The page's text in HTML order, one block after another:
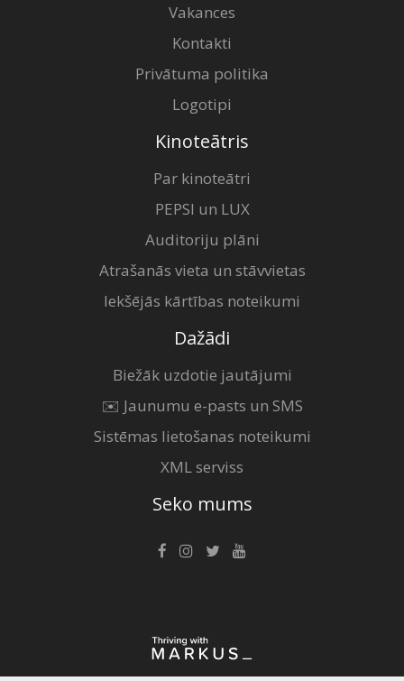
Vakances
Kontakti
Privātuma politika
Logotipi
Kinoteātris
Par kinoteātri
PEPSI un LUX
Auditoriju plāni
Atrašanās vieta un stāvvietas
Iekšējās kārtības noteikumi
Dažādi
Biežāk uzdotie jautājumi
✉️ Jaunumu e-pasts un SMS
Sistēmas lietošanas noteikumi
XML serviss
Seko mums